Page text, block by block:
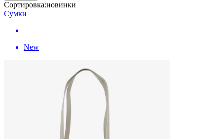
Сортировка:новинки
Сумки
New